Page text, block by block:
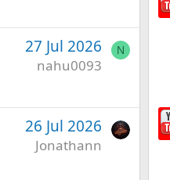
27 Jul 2026
nahu0093
N
26 Jul 2026
Jonathann